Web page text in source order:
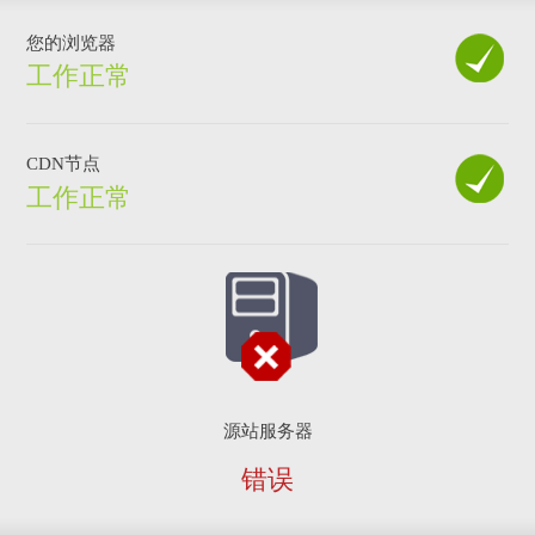
您的浏览器
工作正常
CDN节点
工作正常
源站服务器
错误